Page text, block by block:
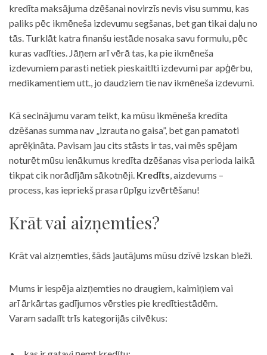
kredīta maksājuma dzēšanai novirzīs nevis visu summu, kas
paliks pēc ikmēneša izdevumu segšanas, bet gan tikai daļu no
tās. Turklāt katra finanšu iestāde nosaka savu formulu, pēc
kuras vadīties. Jāņem arī vērā tas, ka pie ikmēneša
izdevumiem parasti netiek pieskaitīti izdevumi par apģērbu,
medikamentiem utt., jo daudziem tie nav ikmēneša izdevumi.
Kā secinājumu varam teikt, ka mūsu ikmēneša kredīta
dzēšanas summa nav „izrauta no gaisa”, bet gan pamatoti
aprēķināta. Pavisam jau cits stāsts ir tas, vai mēs spējam
noturēt mūsu ienākumus kredīta dzēšanas visa perioda laikā
tikpat cik norādījām sākotnēji. Kredīts, aizdevums –
process, kas iepriekš prasa rūpīgu izvērtēšanu!
Krāt vai aizņemties?
Krāt vai aizņemties, šāds jautājums mūsu dzīvē izskan bieži.
Mums ir iespēja aizņemties no draugiem, kaimiņiem vai
arī ārkārtas gadījumos vērsties pie kredītiestādēm.
Varam sadalīt trīs kategorijās cilvēkus: